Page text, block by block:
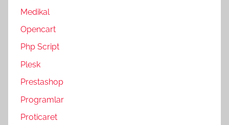
Medikal
Opencart
Php Script
Plesk
Prestashop
Programlar
Proticaret